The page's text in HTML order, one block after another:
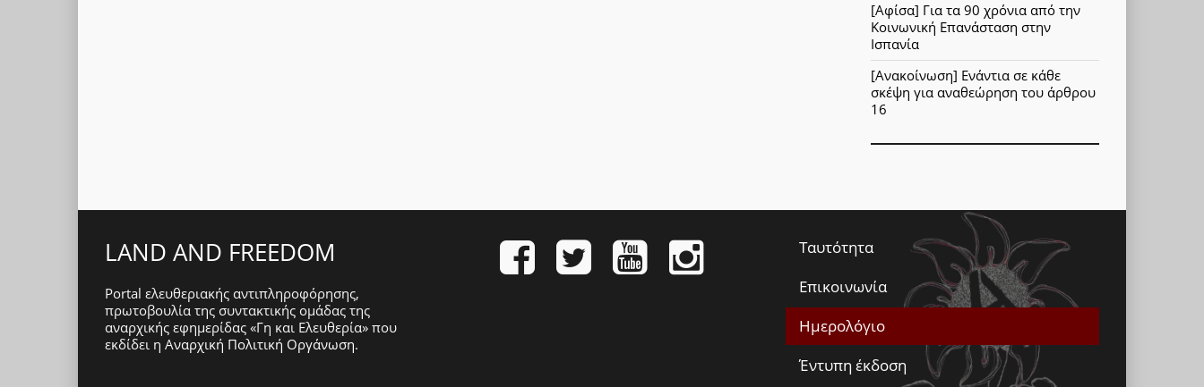
[Αφίσα] Για τα 90 χρόνια από την
Κοινωνική Επανάσταση στην
Ισπανία
[Ανακοίνωση] Ενάντια σε κάθε
σκέψη για αναθεώρηση του άρθρου
16
LAND AND FREEDOM
Portal ελευθεριακής αντιπληροφόρησης,
πρωτοβουλία της συντακτικής ομάδας της
αναρχικής εφημερίδας «Γη και Ελευθερία» που
εκδίδει η Αναρχική Πολιτική Οργάνωση.
Ταυτότητα
Επικοινωνία
Ημερολόγιο
Έντυπη έκδοση